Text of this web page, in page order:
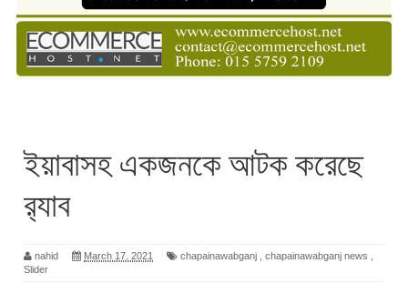
ইয়াবাসহ একজনকে আটক করেছে
র‌্যাব
nahid March 17, 2021 chapainawabganj chapainawabganj news
Slider